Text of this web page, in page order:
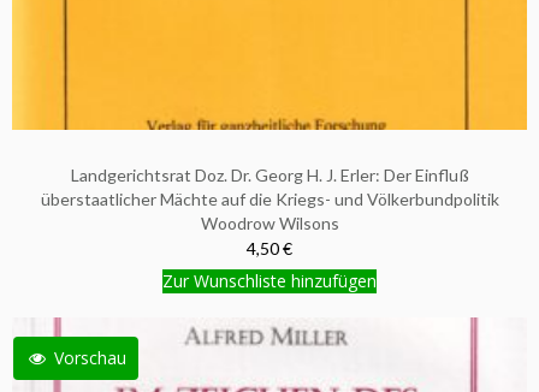
Landgerichtsrat Doz. Dr. Georg H. J. Erler: Der Einfluß
überstaatlicher Mächte auf die Kriegs- und Völkerbundpolitik
Woodrow Wilsons
4,50 €
Zur Wunschliste hinzufügen
Vorschau